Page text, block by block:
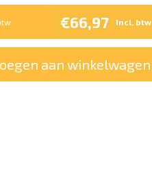
€66,97 Incl. btw
aan winkelwagen